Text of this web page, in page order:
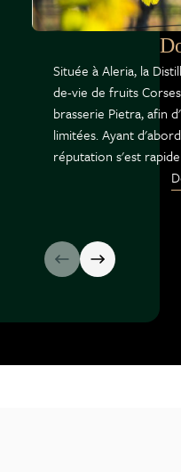
Située à Aleria, la
de-vie de fruits
brasserie Pietra, afin
limitées. Ayant
réputation s'est